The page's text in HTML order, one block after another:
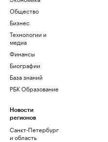
Общество
Бизнес
Технологии и
медиа
Финансы
Биографии
База знаний
РБК Образование
Новости
регионов
Санкт-Петербург
и область